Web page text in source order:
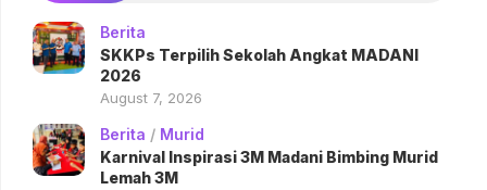
Berita
SKKPs Terpilih Sekolah Angkat MADANI
2026
August 7, 2026
Berita / Murid
Karnival Inspirasi 3M Madani Bimbing Murid
Lemah 3M